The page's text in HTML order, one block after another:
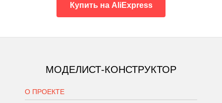
Купить на AliExpress
МОДЕЛИСТ-КОНСТРУКТОР
О ПРОЕКТЕ